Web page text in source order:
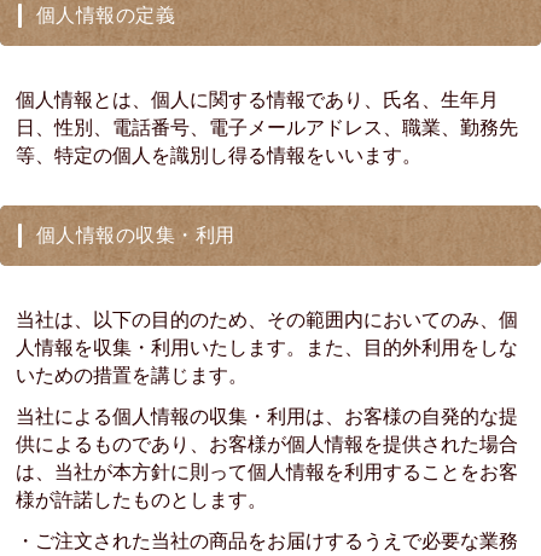
個人情報の定義
個人情報とは、個人に関する情報であり、氏名、生年月
日、性別、電話番号、電子メールアドレス、職業、勤務先
等、特定の個人を識別し得る情報をいいます。
個人情報の収集・利用
当社は、以下の目的のため、その範囲内においてのみ、個
人情報を収集・利用いたします。また、目的外利用をしな
いための措置を講じます。
当社による個人情報の収集・利用は、お客様の自発的な提
供によるものであり、お客様が個人情報を提供された場合
は、当社が本方針に則って個人情報を利用することをお客
様が許諾したものとします。
・ご注文された当社の商品をお届けするうえで必要な業務